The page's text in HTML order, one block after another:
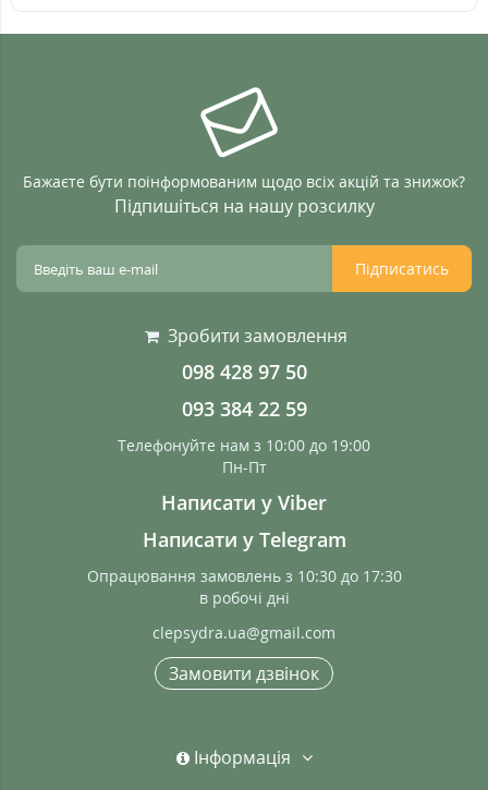
Бажаєте бути поінформованим щодо всіх акцій та знижок?
Підпишіться на нашу розсилку
Підписатись
Зробити замовлення
098 428 97 50
093 384 22 59
Телефонуйте нам з 10:00 до 19:00
Пн-Пт
Написати у Viber
Написати у Telegram
Опрацювання замовлень з 10:30 до 17:30
в робочі дні
clepsydra.ua@gmail.com
Замовити дзвінок
Інформація